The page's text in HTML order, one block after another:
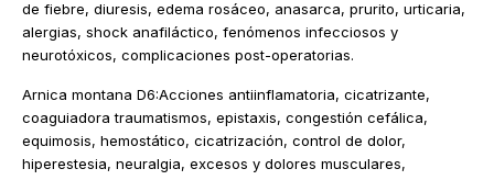
de fiebre, diuresis, edema rosáceo, anasarca, prurito, urticaria,
alergias, shock anafiláctico, fenómenos infecciosos y
neurotóxicos, complicaciones post-operatorias.
Arnica montana D6:Acciones antiinflamatoria, cicatrizante,
coaguiadora traumatismos, epistaxis, congestión cefálica,
equimosis, hemostático, cicatrización, control de dolor,
hiperestesia, neuralgia, excesos y dolores musculares,